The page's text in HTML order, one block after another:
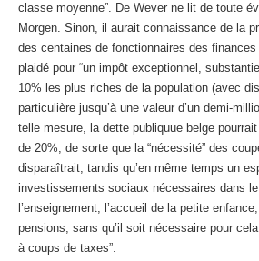
classe moyenne”. De Wever ne lit de toute
Morgen. Sinon, il aurait connaissance de la
des centaines de fonctionnaires des
plaidé pour “un impôt exceptionnel,
10% les plus riches de la population (avec
particulière jusqu’à une valeur d’un demi-
telle mesure, la dette publiquue belge
de 20%, de sorte que la “nécessité” des
disparaîtrait, tandis qu’en même temps un
investissements sociaux nécessaires dans
l’enseignement, l’accueil de la petite
pensions, sans qu’il soit nécessaire pour
à coups de taxes”.